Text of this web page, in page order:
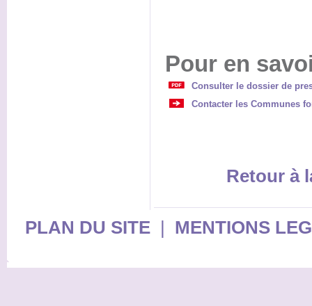
Pour en
Consulter le dossier de
Contacter les Communes
Retour à
PLAN DU SITE| MENTIONS